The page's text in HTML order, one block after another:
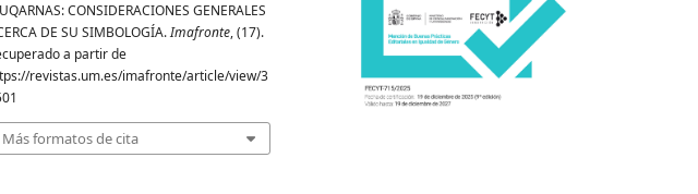
CONSIDERACIONES GENERALES
DE SU SIMBOLOGÍA.Imafronte, (17).
a partir de
revistas.um.es/imafronte/article/view/3
Más formatos de cita